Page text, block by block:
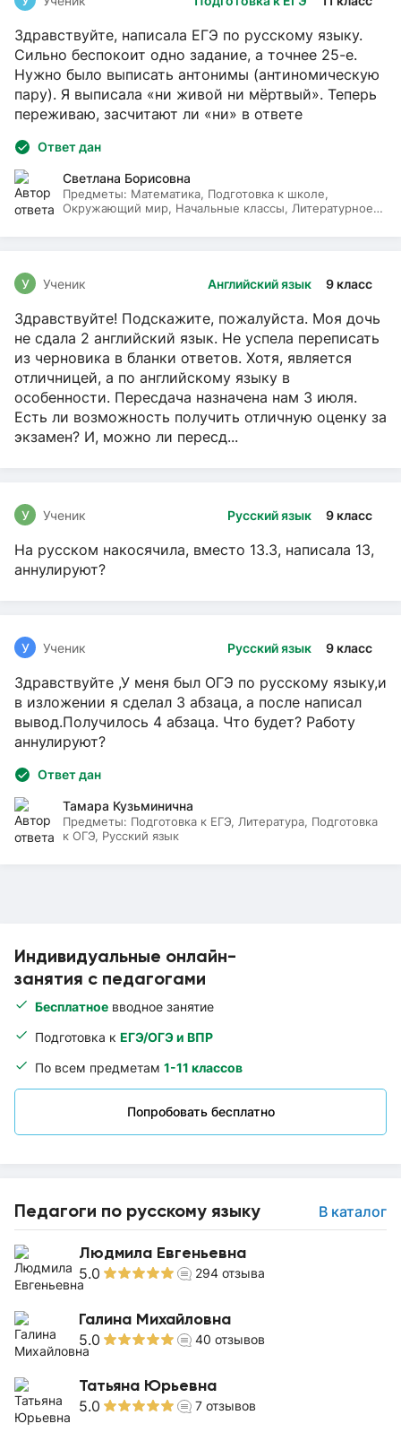
Индивидуальные онлайн-
занятия с педагогами
Бесплатное вводное занятие
Подготовка к ЕГЭ/ОГЭ и ВПР
По всем предметам 1-11 классов
Попробовать бесплатно
Педагоги по русскому языку В каталог
Людмила Евгеньевна
5.0 294 отзыва
Галина Михайловна
5.0 40 отзывов
Татьяна Юрьевна
5.0 7 отзывов
Здравствуйте, написала ЕГЭ по русскому языку.
Сильно беспокоит одно задание, а точнее 25-е.
Нужно было выписать антонимы (антиномическую
пару). Я выписала «ни живой ни мёртвый». Теперь
переживаю, засчитают ли «ни» в ответе
Ответ дан
Светлана Борисовна
Предметы: Математика, Подготовка к школе,
Окружающий мир, Начальные классы, Литературное
Английский язык 9 класс
У Ученик
Здравствуйте! Подскажите, пожалуйста. Моя дочь
не сдала 2 английский язык. Не успела переписать
из черновика в бланки ответов. Хотя, является
отличницей, а по английскому языку в
особенности. Пересдача назначена нам 3 июля.
Есть ли возможность получить отличную оценку за
экзамен? И, можно ли пересд...
Русский язык 9 класс
У Ученик
На русском накосячила, вместо 13.3, написала 13,
аннулируют?
Русский язык 9 класс
У Ученик
Здравствуйте ,У меня был ОГЭ по русскому языку,и
в изложении я сделал 3 абзаца, а после написал
вывод.Получилось 4 абзаца. Что будет? Работу
аннулируют?
Ответ дан
Тамара Кузьминична
Предметы: Подготовка к ЕГЭ, Литература, Подготовка
к ОГЭ, Русский язык